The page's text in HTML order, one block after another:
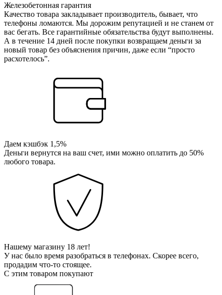
Железобетонная гарантия
Качество товара закладывает производитель, бывает, что
телефоны ломаются. Мы дорожим репутацией и не станем от
вас бегать. Все гарантийные обязательства будут выполнены.
А в течение 14 дней после покупки возвращаем деньги за
новый товар без объяснения причин, даже если “просто
расхотелось”.
Даем кэшбэк 1,5%
Деньги вернутся на ваш счет, ими можно оплатить до 50%
любого товара.
Нашему магазину 18 лет!
У нас было время разобраться в телефонах. Скорее всего,
продадим что-то стоящее.
С этим товаром покупают